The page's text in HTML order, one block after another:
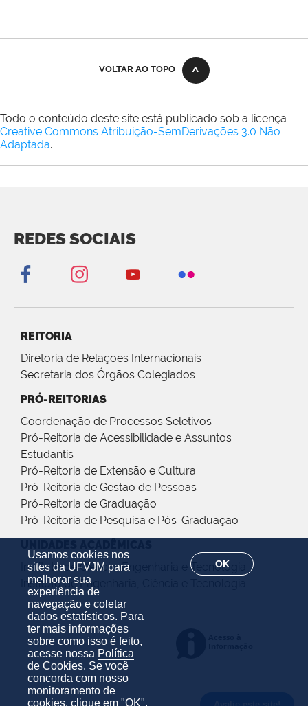
Usamos cookies nos
sites da UFVJM para
melhorar sua
experiência de
navegação e coletar
dados estatísticos. Para
ter mais informações
sobre como isso é feito,
acesse nossa Política
de Cookies. Se você
concorda com nosso
monitoramento de
cookies, clique em "OK".
OK
VOLTAR AO TOPO
Todo o conteúdo deste site está publicado sob a licença
Creative Commons Atribuição-SemDerivações 3.0 Não
Adaptada.
REDES SOCIAIS
REITORIA
Diretoria de Relações Internacionais
Secretaria dos Órgãos Colegiados
PRÓ-REITORIAS
Coordenação de Processos Seletivos
Pró-Reitoria de Acessibilidade e Assuntos
Estudantis
Pró-Reitoria de Extensão e Cultura
Pró-Reitoria de Gestão de Pessoas
Pró-Reitoria de Graduação
Pró-Reitoria de Pesquisa e Pós-Graduação
Instituto de Ciência, Engenharia e Tecnologia
Instituto de Engenharia, Ciência e Tecnologia